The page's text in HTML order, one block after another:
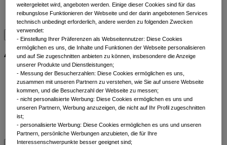
Nachhaltigkeit
Kontakt
Alle Anlageklassen
Alternatives
Aktien
Anleihen
Liquiditätslösungen
Alle Anlageklassen
weitergeleitet wird, angeboten werden. Einige dieser Cookies sind für das
reibungslose Funktionieren der Webseite und der darin angebotenen Services
technisch unbedingt erforderlich, andere werden zu folgenden Zwecken
verwendet:
​ - Einstellung Ihrer Präferenzen als Webseitennutzer: Diese Cookies
ermöglichen es uns, die Inhalte und Funktionen der Webseite personalisieren
und auf Sie zugeschnitten anbieten zu können, insbesondere die Anzeige
unserer Produkte und Dienstleistungen;
- Messung der Besucherzahlen: Diese Cookies ermöglichen es uns,
zusammen mit unseren Partnern zu verstehen, wie Sie auf unsere Webseite
kommen, und die Besucherzahl der Webseite zu messen;
- nicht personalisierte Werbung: Diese Cookies ermöglichen es uns und
unseren Partnern, Werbung anzuzeigen, die nicht auf Ihr Profil zugeschnitten
ist;
- personalisierte Werbung: Diese Cookies ermöglichen es uns und unseren
Partnern, persönliche Werbungen anzubieten, die für Ihre
Interessenschwerpunkte besser geeignet sind;